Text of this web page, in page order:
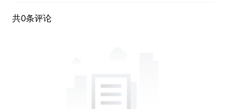
共0条评论